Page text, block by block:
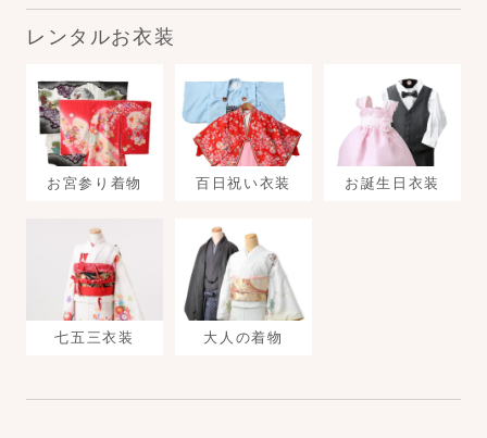
レンタルお衣装
お宮参り着物 百日祝い衣装 お誕生日衣装
七五三衣装 大人の着物